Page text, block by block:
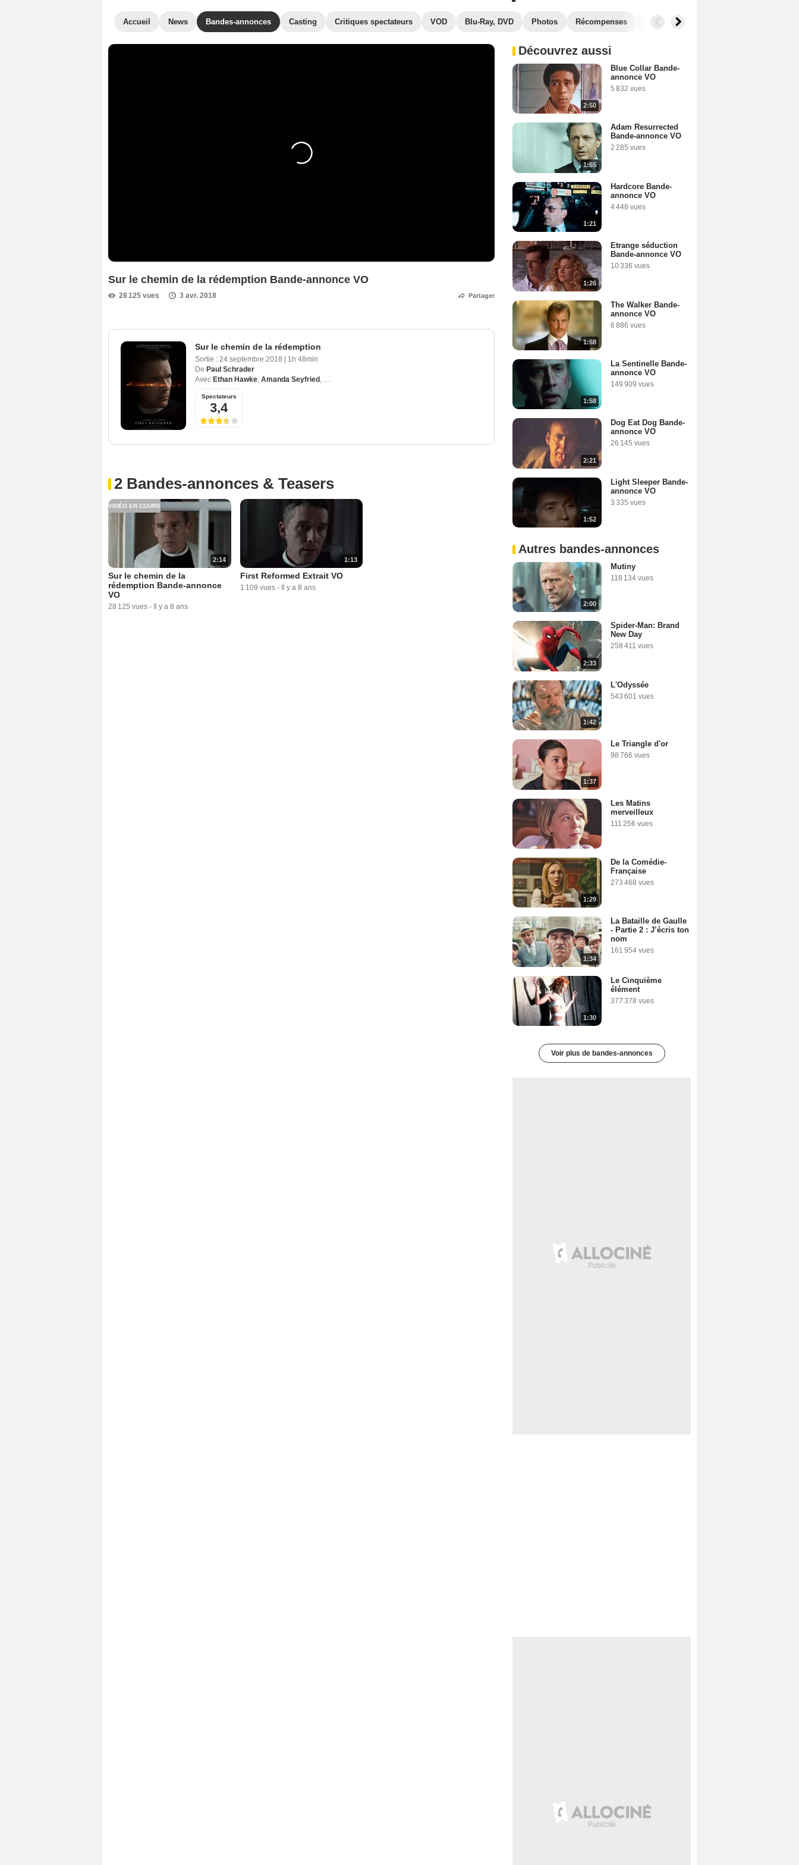
Accueil News Bandes-annonces Casting Critiques spectateurs VOD Blu-Ray, DVD Photos Récompenses Films similaires
Sur le chemin de la rédemption Bande-annonce VO
28 125 vues 3 avr. 2018 Partager
Sur le chemin de la rédemption
Sortie : 24 septembre 2018
1h 48min
De Paul Schrader
Avec Ethan Hawke, Amanda Seyfried , Cedric The Entertainer
Spectateurs
3,4
2 Bandes-annonces & Teasers
2:14
VIDÉO EN COURS
Sur le chemin de la
rédemption Bande-annonce
VO
28 125 vues - Il y a 8 ans
1:13
First Reformed Extrait VO
1 109 vues - Il y a 8 ans
Découvrez aussi
2:50
Blue Collar Bande-
annonce VO
5 832 vues
1:55
Adam Resurrected
Bande-annonce VO
2 285 vues
1:21
Hardcore Bande-
annonce VO
4 448 vues
1:26
Etrange séduction
Bande-annonce VO
10 336 vues
1:58
The Walker Bande-
annonce VO
6 886 vues
1:58
La Sentinelle Bande-
annonce VO
149 909 vues
2:21
Dog Eat Dog Bande-
annonce VO
26 145 vues
1:52
Light Sleeper Bande-
annonce VO
3 335 vues
Autres bandes-annonces
2:00
Mutiny
118 134 vues
2:33
Spider-Man: Brand
New Day
258 411 vues
1:42
L'Odyssée
543 601 vues
1:37
Le Triangle d'or
98 766 vues
Les Matins
merveilleux
111 256 vues
1:29
De la Comédie-
Française
273 468 vues
1:34
La Bataille de Gaulle
- Partie 2 : J’écris ton
nom
161 954 vues
1:30
Le Cinquième
élément
377 378 vues
Voir plus de bandes-annonces